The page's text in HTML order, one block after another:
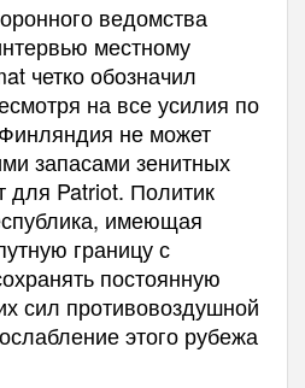
ведомства
местному
четко обозначил
на все усилия по
не может
запасами зенитных
для Patriot. Политик
имеющая
границу с
постоянную
сил противовоздушной
этого рубежа